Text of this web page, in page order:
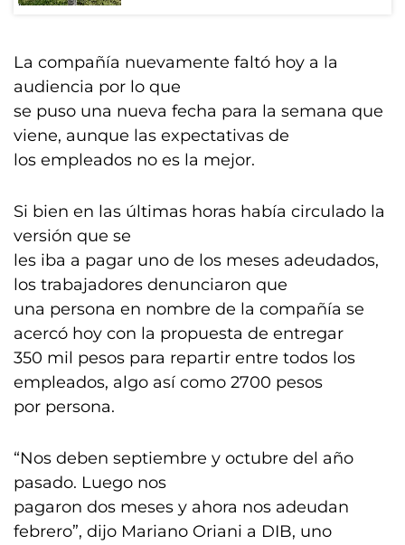
La compañía nuevamente faltó hoy a la
audiencia por lo que
se puso una nueva fecha para la semana que
viene, aunque las expectativas de
los empleados no es la mejor.
Si bien en las últimas horas había circulado la
versión que se
les iba a pagar uno de los meses adeudados,
los trabajadores denunciaron que
una persona en nombre de la compañía se
acercó hoy con la propuesta de entregar
350 mil pesos para repartir entre todos los
empleados, algo así como 2700 pesos
por persona.
“Nos deben septiembre y octubre del año
pasado. Luego nos
pagaron dos meses y ahora nos adeudan
febrero”, dijo Mariano Oriani a DIB, uno